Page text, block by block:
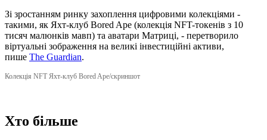
Зі зростанням ринку захоплення цифровими колекціями -
такими, як Яхт-клуб Bored Ape (колекція NFT-токенів з 10
тисяч малюнків мавп) та аватари Матриці, - перетворило
віртуальні зображення на великі інвестиційні активи,
пише The Guardian.
Колекція NFT Яхт-клуб Bored Ape/скриншот
Хто більше